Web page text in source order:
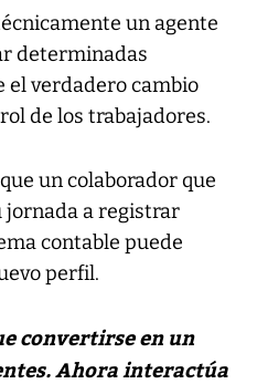
un agente
determinadas
el verdadero cambio
de los trabajadores.
un colaborador que
jornada a registrar
contable puede
perfil.
convertirse en un
Ahora interactúa